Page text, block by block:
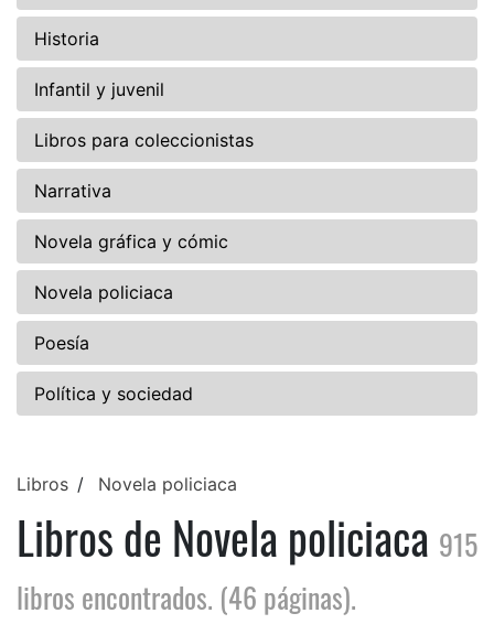
Historia
Infantil y juvenil
Libros para coleccionistas
Narrativa
Novela gráfica y cómic
Novela policiaca
Poesía
Política y sociedad
Libros Novela policiaca
Libros de Novela policiaca 915
libros encontrados. (46 páginas).